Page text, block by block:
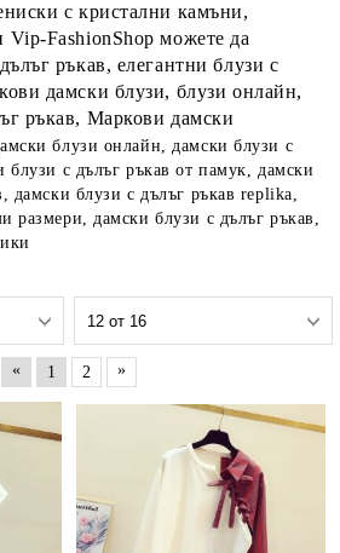
с кристални камъни,
Vip-FashionShop можете да
ръкав, елегантни блузи с
дамски блузи, блузи онлайн,
ръкав, Маркови дамски
блузи онлайн, дамски блузи с
блузи с дълъг ръкав от памук, дамски
дамски блузи с дълъг ръкав replika,
размери, дамски блузи с дълъг ръкав,
« 1 2 »